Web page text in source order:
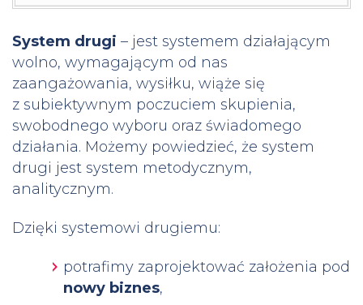
System drugi – jest systemem działającym
wolno, wymagającym od nas
zaangażowania, wysiłku, wiąże się
z subiektywnym poczuciem skupienia,
swobodnego wyboru oraz świadomego
działania. Możemy powiedzieć, że system
drugi jest system metodycznym,
analitycznym.
Dzięki systemowi drugiemu:
potrafimy zaprojektować założenia pod
nowy biznes,